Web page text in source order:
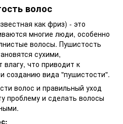
волос
как фриз) - это
многие люди, особенно
волосы. Пушистость
сухими,
что приводит к
созданию вида "пушистости".
волос и правильный уход
проблему и сделать волосы